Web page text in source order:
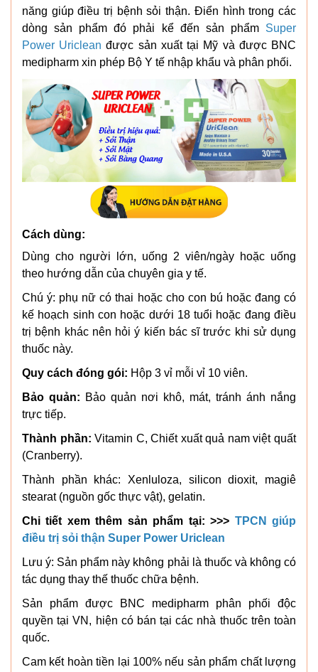
năng giúp điều trị bệnh sỏi thận. Điển hình trong các
dòng sản phẩm đó phải kể đến sản phẩm Super
Power Uriclean được sản xuất tại Mỹ và được BNC
medipharm xin phép Bộ Y tế nhập khẩu và phân phối.
Cách dùng:
Dùng cho người lớn, uống 2 viên/ngày hoặc uống
theo hướng dẫn của chuyên gia y tế.
Chú ý: phụ nữ có thai hoặc cho con bú hoặc đang có
kế hoạch sinh con hoặc dưới 18 tuổi hoặc đang điều
trị bệnh khác nên hỏi ý kiến bác sĩ trước khi sử dụng
thuốc này.
Quy cách đóng gói: Hộp 3 vỉ mỗi vỉ 10 viên.
Bảo quản: Bảo quản nơi khô, mát, tránh ánh nắng
trực tiếp.
Thành phần:Vitamin C, Chiết xuất quả nam việt quất
(Cranberry).
Thành phần khác: Xenluloza, silicon dioxit, magiê
stearat (nguồn gốc thực vật), gelatin.
Chi tiết xem thêm sản phẩm tại: >>> TPCN giúp
điều trị sỏi thận Super Power Uriclean
Lưu ý: Sản phẩm này không phải là thuốc và không có
tác dụng thay thế thuốc chữa bệnh.
Sản phẩm được BNC medipharm phân phối độc
quyền tại VN, hiện có bán tại các nhà thuốc trên toàn
quốc.
Cam kết hoàn tiền lại 100% nếu sản phẩm chất lượng